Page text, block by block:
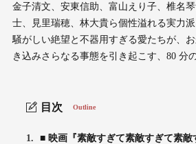
金子清文、安東信助、富山えり子、椎名
士、見里瑞穂、林大貴ら個性溢れる実力派
騒がしい絶望と不器用すぎる愛たちが、
き込みさらなる事態を引き起こす、80 分
目次 Outline
1. ■ 映画『素敵すぎて素敵すぎて素敵